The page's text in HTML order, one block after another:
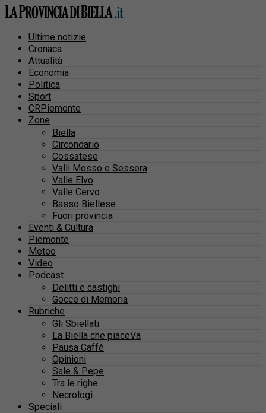
Ultime notizie
Cronaca
Attualità
Economia
Politica
Sport
CRPiemonte
Zone
Biella
Circondario
Cossatese
Valli Mosso e Sessera
Valle Elvo
Valle Cervo
Basso Biellese
Fuori provincia
Eventi & Cultura
Piemonte
Meteo
Video
Podcast
Delitti e castighi
Gocce di Memoria
Rubriche
Gli Sbiellati
La Biella che piaceVa
Pausa Caffè
Opinioni
Sale & Pepe
Tra le righe
Necrologi
Speciali